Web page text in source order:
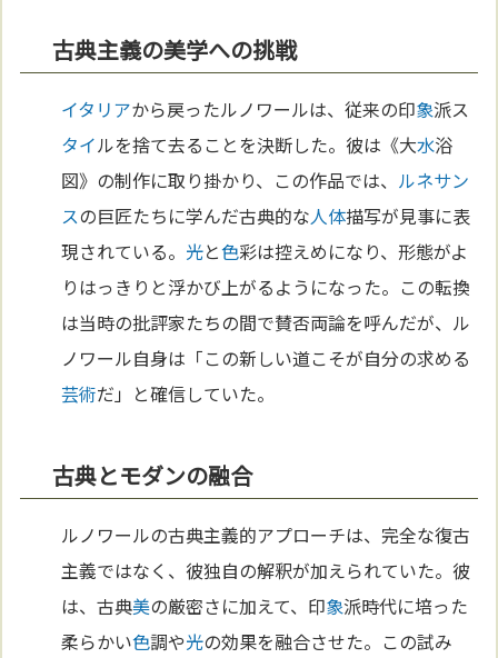
古典主義の美学への挑戦
イタリアから戻ったルノワールは、従来の印象派ス
タイルを捨て去ることを決断した。彼は《大水浴
図》の制作に取り掛かり、この作品では、 ルネサン
スの巨匠たちに学んだ古典的な人体描写が見事に表
現されている。 光と色彩は控えめになり、形態がよ
りはっきりと浮かび上がるようになった。この転換
は当時の批評家たちの間で賛否両論を呼んだが、ル
ノワール自身は「この新しい道こそが自分の求める
芸術だ」と確信していた。
古典とモダンの融合
ルノワールの古典主義的アプローチは、完全な復古
主義ではなく、彼独自の解釈が加えられていた。彼
は、古典美の厳密さに加えて、印象派時代に培った
柔らかい色調や光の効果を融合させた。この試み